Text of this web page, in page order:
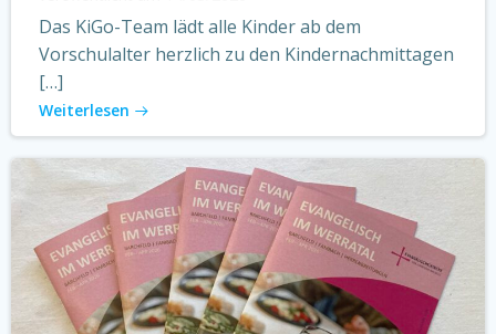
Das KiGo-Team lädt alle Kinder ab dem
Vorschulalter herzlich zu den Kindernachmittagen
[…]
Weiterlesen